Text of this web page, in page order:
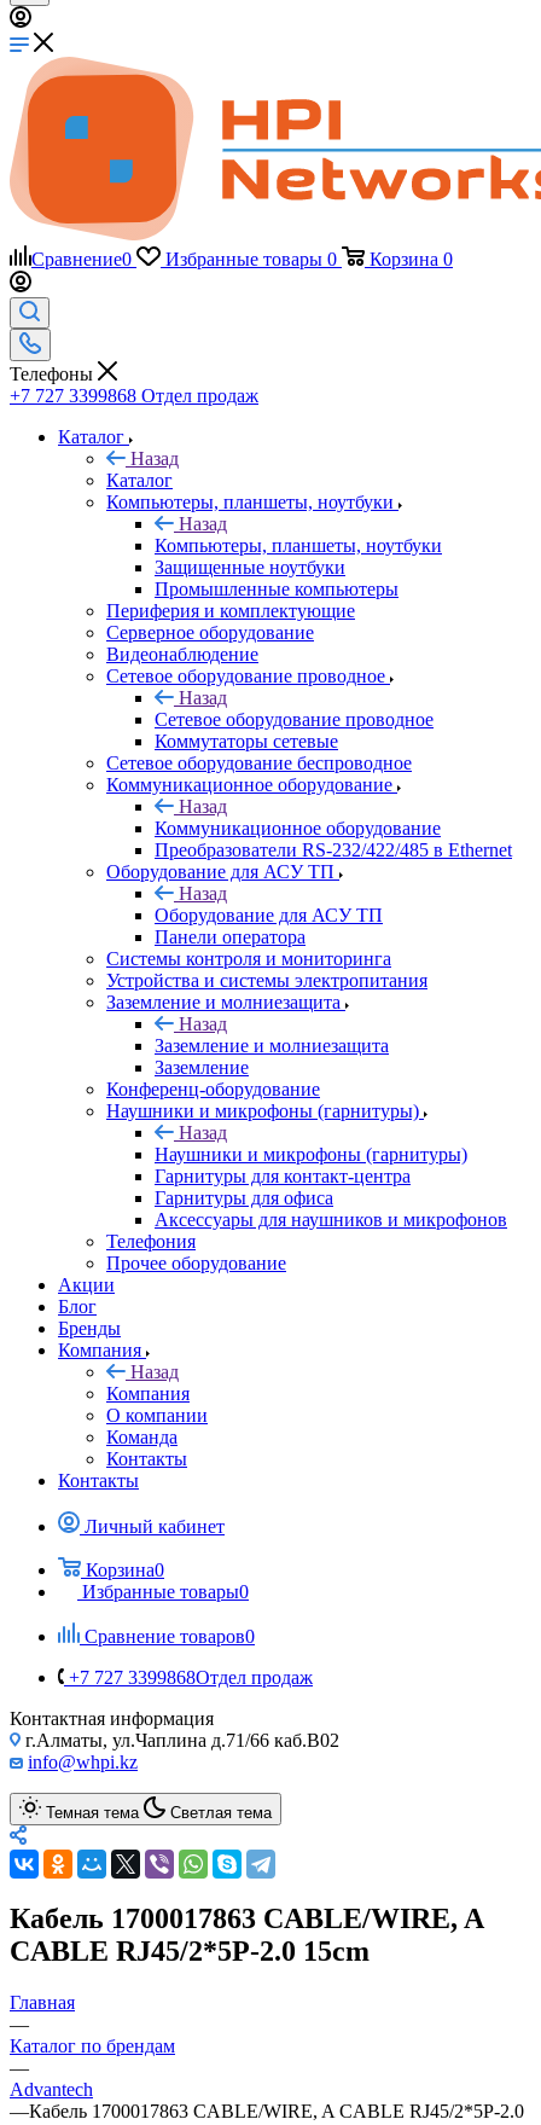
Сравнение0 Избранные товары 0 Корзина 0
Телефоны
+7 727 3399868 Отдел продаж
Каталог
Назад
Каталог
Компьютеры, планшеты, ноутбуки
Назад
Компьютеры, планшеты, ноутбуки
Защищенные ноутбуки
Промышленные компьютеры
Периферия и комплектующие
Серверное оборудование
Видеонаблюдение
Сетевое оборудование проводное
Назад
Сетевое оборудование проводное
Коммутаторы сетевые
Сетевое оборудование беспроводное
Коммуникационное оборудование
Назад
Коммуникационное оборудование
Преобразователи RS-232/422/485 в Ethernet
Оборудование для АСУ ТП
Назад
Оборудование для АСУ ТП
Панели оператора
Системы контроля и мониторинга
Устройства и системы электропитания
Заземление и молниезащита
Назад
Заземление и молниезащита
Заземление
Конференц-оборудование
Наушники и микрофоны (гарнитуры)
Назад
Наушники и микрофоны (гарнитуры)
Гарнитуры для контакт-центра
Гарнитуры для офиса
Аксессуары для наушников и микрофонов
Телефония
Прочее оборудование
Акции
Блог
Бренды
Компания
Назад
Компания
О компании
Команда
Контакты
Контакты
Личный кабинет
Корзина0
Избранные товары0
Сравнение товаров0
+7 727 3399868Отдел продаж
Контактная информация
г.Алматы, ул.Чаплина д.71/66 каб.B02
info@whpi.kz
Темная тема Светлая тема
Кабель 1700017863 CABLE/WIRE, A
CABLE RJ45/2*5P-2.0 15cm
Главная
—
Каталог по брендам
—
Advantech
—Кабель 1700017863 CABLE/WIRE, A CABLE RJ45/2*5P-2.0